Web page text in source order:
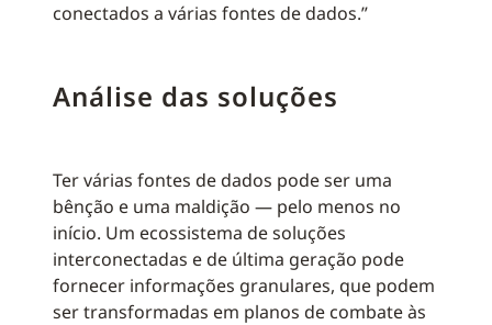
conectados a várias fontes de dados.”
Análise das soluções
Ter várias fontes de dados pode ser uma
bênção e uma maldição — pelo menos no
início. Um ecossistema de soluções
interconectadas e de última geração pode
fornecer informações granulares, que podem
ser transformadas em planos de combate às